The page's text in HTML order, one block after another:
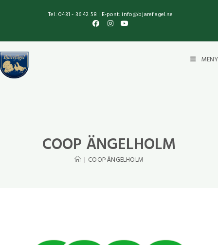
| Tel: 0431 - 36 42 58 | E-post: info@bjarefagel.se
MENY
COOP ÄNGELHOLM
| COOP ÄNGELHOLM